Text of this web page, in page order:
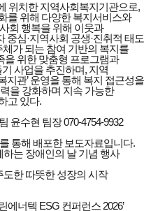
위치한 지역사회복지기관으로,
를 위해 다양한 복지서비스와
회 행복을 위해 이웃과
중심·지역사회 공생·진취적 태도
가 되는 참여 기반의 복지를
을 위한 맞춤형 프로그램과
사업을 추진하며, 지역
지관’ 운영을 통해 복지 접근성을
을 강화하며 지속 가능한
고 있다.
윤수현 팀장 070-4754-9932
통해 배포한 보도자료입니다.
는 장애인의 날 기념 행사
한 따뜻한 성장의 시작